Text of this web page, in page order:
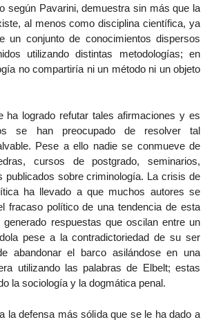
según Pavarini, demuestra sin más que la
al menos como disciplina científica, ya
un conjunto de conocimientos dispersos
utilizando distintas metodologías; en
no compartiría ni un método ni un objeto
ha logrado refutar tales afirmaciones y es
se han preocupado de resolver tal
Pese a ello nadie se conmueve de
cursos de postgrado, seminarios,
publicados sobre criminología. La crisis de
ha llevado a que muchos autores se
fracaso político de una tendencia de esta
generado respuestas que oscilan entre un
pese a la contradictoriedad de su ser
abandonar el barco asilándose en una
utilizando las palabras de Elbelt; estas
la sociología y la dogmática penal.
la defensa más sólida que se le ha dado a